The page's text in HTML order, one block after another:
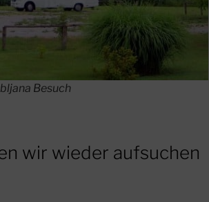
Besuch
wir wieder aufsuchen